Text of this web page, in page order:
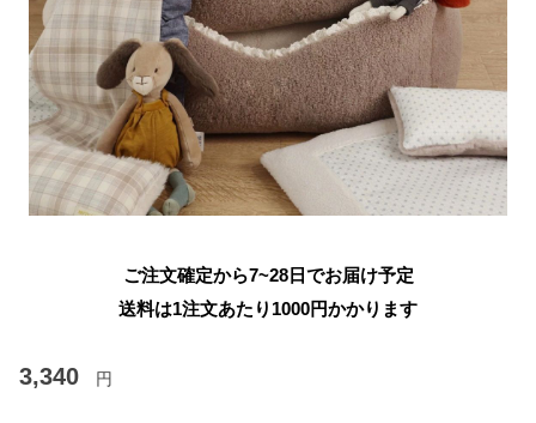
ご注文確定から7~28日でお届け予定
送料は1注文あたり 1000円かかります
3,340 円